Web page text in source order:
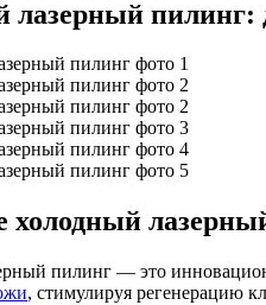
лазерный пилинг:
холодный
пилинг — это
, стимулируя регенерацию